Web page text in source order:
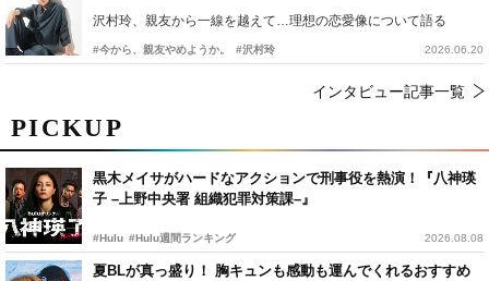
PICKUP
黒木メイサがハードなアクションで刑事役を熱演！『八神瑛
子 –上野中央署 組織犯罪対策課–』
#Hulu #Hulu週間ランキング 2026.08.08
夏BLが真っ盛り！ 胸キュンも感動も運んでくれるおすすめ
沢村玲、親友から一線を越えて…理想の恋愛像について語る
#今から、親友やめようか。 #沢村玲 2026.06.20
インタビュー記事一覧